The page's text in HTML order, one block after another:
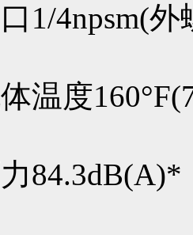
1/4npsm(外
温度
84.3dB(A)*